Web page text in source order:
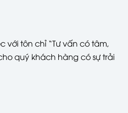
với tôn chỉ “Tư vấn có tâm,
quý khách hàng có sự trải